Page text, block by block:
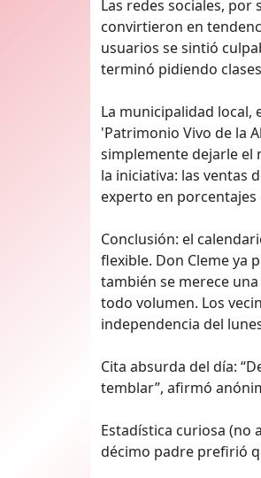
Las redes sociales,
convirtieron en
usuarios se sintió
terminó pidiendo
La municipalidad
'Patrimonio Vivo de la
simplemente dejarle el
la iniciativa: las ventas
experto en
Conclusión: el
flexible. Don Cleme ya
también se merece
todo volumen. Los
independencia del
Cita absurda del día:
temblar”, afirmó
Estadística curiosa (no
décimo padre prefirió